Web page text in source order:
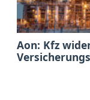
Aon: Kfz